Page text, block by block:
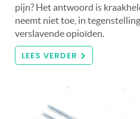
pijn? Het antwoord is
neemt niet toe, in
verslavende opioïden.
LEES VERDER